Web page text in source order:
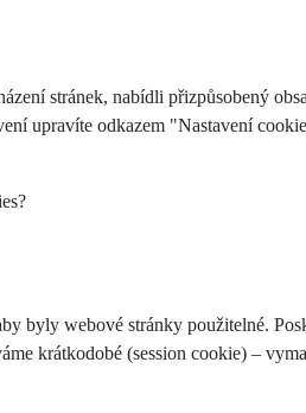
stránek, nabídli přizpůsobený
upravíte odkazem "Nastavení
byly webové stránky použitelné.
krátkodobé (session cookie) –